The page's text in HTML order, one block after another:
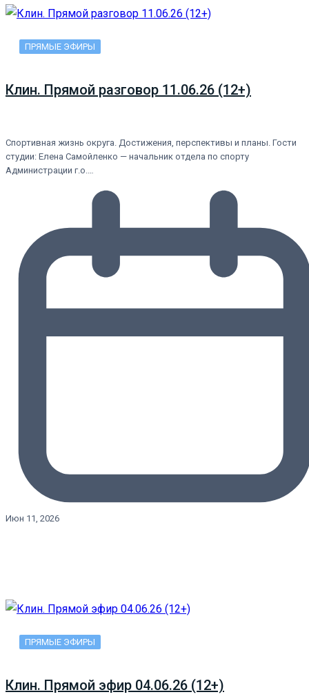
ПРЯМЫЕ ЭФИРЫ
Клин. Прямой разговор 11.06.26 (12+)
Спортивная жизнь округа. Достижения, перспективы и планы. Гости
студии: Елена Самойленко — начальник отдела по спорту
Администрации г.о.…
Июн 11, 2026
ПРЯМЫЕ ЭФИРЫ
Клин. Прямой эфир 04.06.26 (12+)